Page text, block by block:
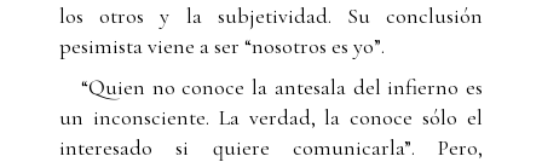
los otros y la subjetividad. Su conclusión
pesimista viene a ser “nosotros es yo”.
“Quien no conoce la antesala del infierno es
un inconsciente. La verdad, la conoce sólo el
interesado si quiere comunicarla”. Pero,